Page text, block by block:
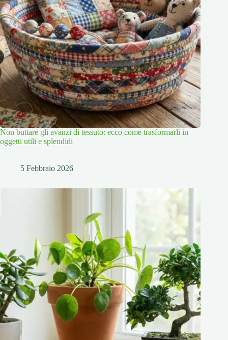
Non buttare gli avanzi di tessuto: ecco come trasformarli in
oggetti utili e splendidi
5 Febbraio 2026